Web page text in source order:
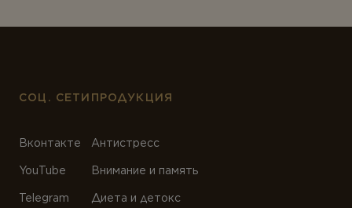
Магний
СОЦ. СЕТИ
Вконтакте
YouTube
Telegram
ПРОДУКЦИЯ
Антистресс
Внимание и память
Диета и детокс